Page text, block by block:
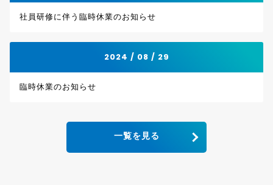
社員研修に伴う臨時休業のお知らせ
2024 / 08 / 29
臨時休業のお知らせ
一覧を見る